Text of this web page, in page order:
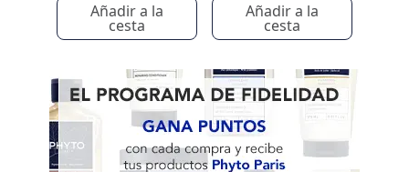
Añadir a la
cesta
Añadir a la
cesta